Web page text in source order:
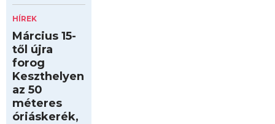
HÍREK
Március 15-
től újra
forog
Keszthelyen
az 50
méteres
óriáskerék,